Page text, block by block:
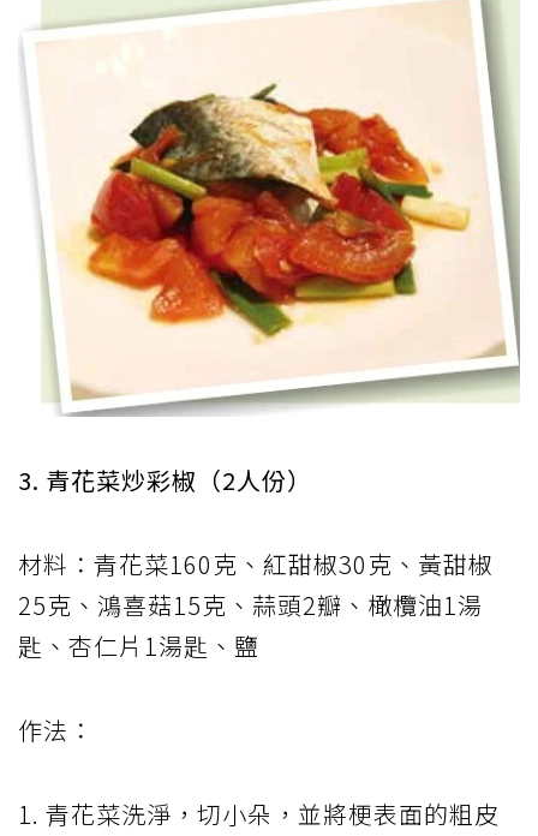
3. 青花菜炒彩椒（2人份）
材料：青花菜160克、紅甜椒30克、黃甜椒
25克、鴻喜菇15克、蒜頭2瓣、橄欖油1湯
匙、杏仁片1湯匙、鹽
作法：
1. 青花菜洗淨，切小朵，並將梗表面的粗皮